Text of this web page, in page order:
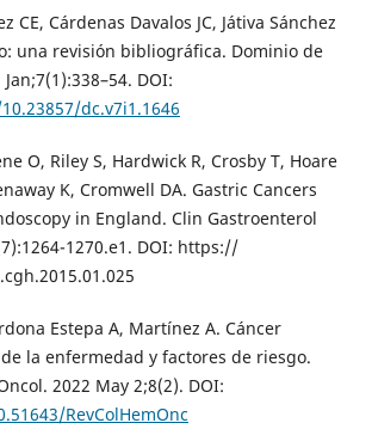
CE, Cárdenas Davalos JC, Játiva Sánchez
una revisión bibliográfica. Dominio de
DOI:
dc.v7i1.1646
O, Riley S, Hardwick R, Crosby T, Hoare
K, Cromwell DA. Gastric Cancers
in England. Clin Gastroenterol
1270.e1. DOI: https://
Estepa A, Martínez A. Cáncer
la enfermedad y factores de riesgo.
2022 May 2;8(2). DOI:
RevColHemOnc